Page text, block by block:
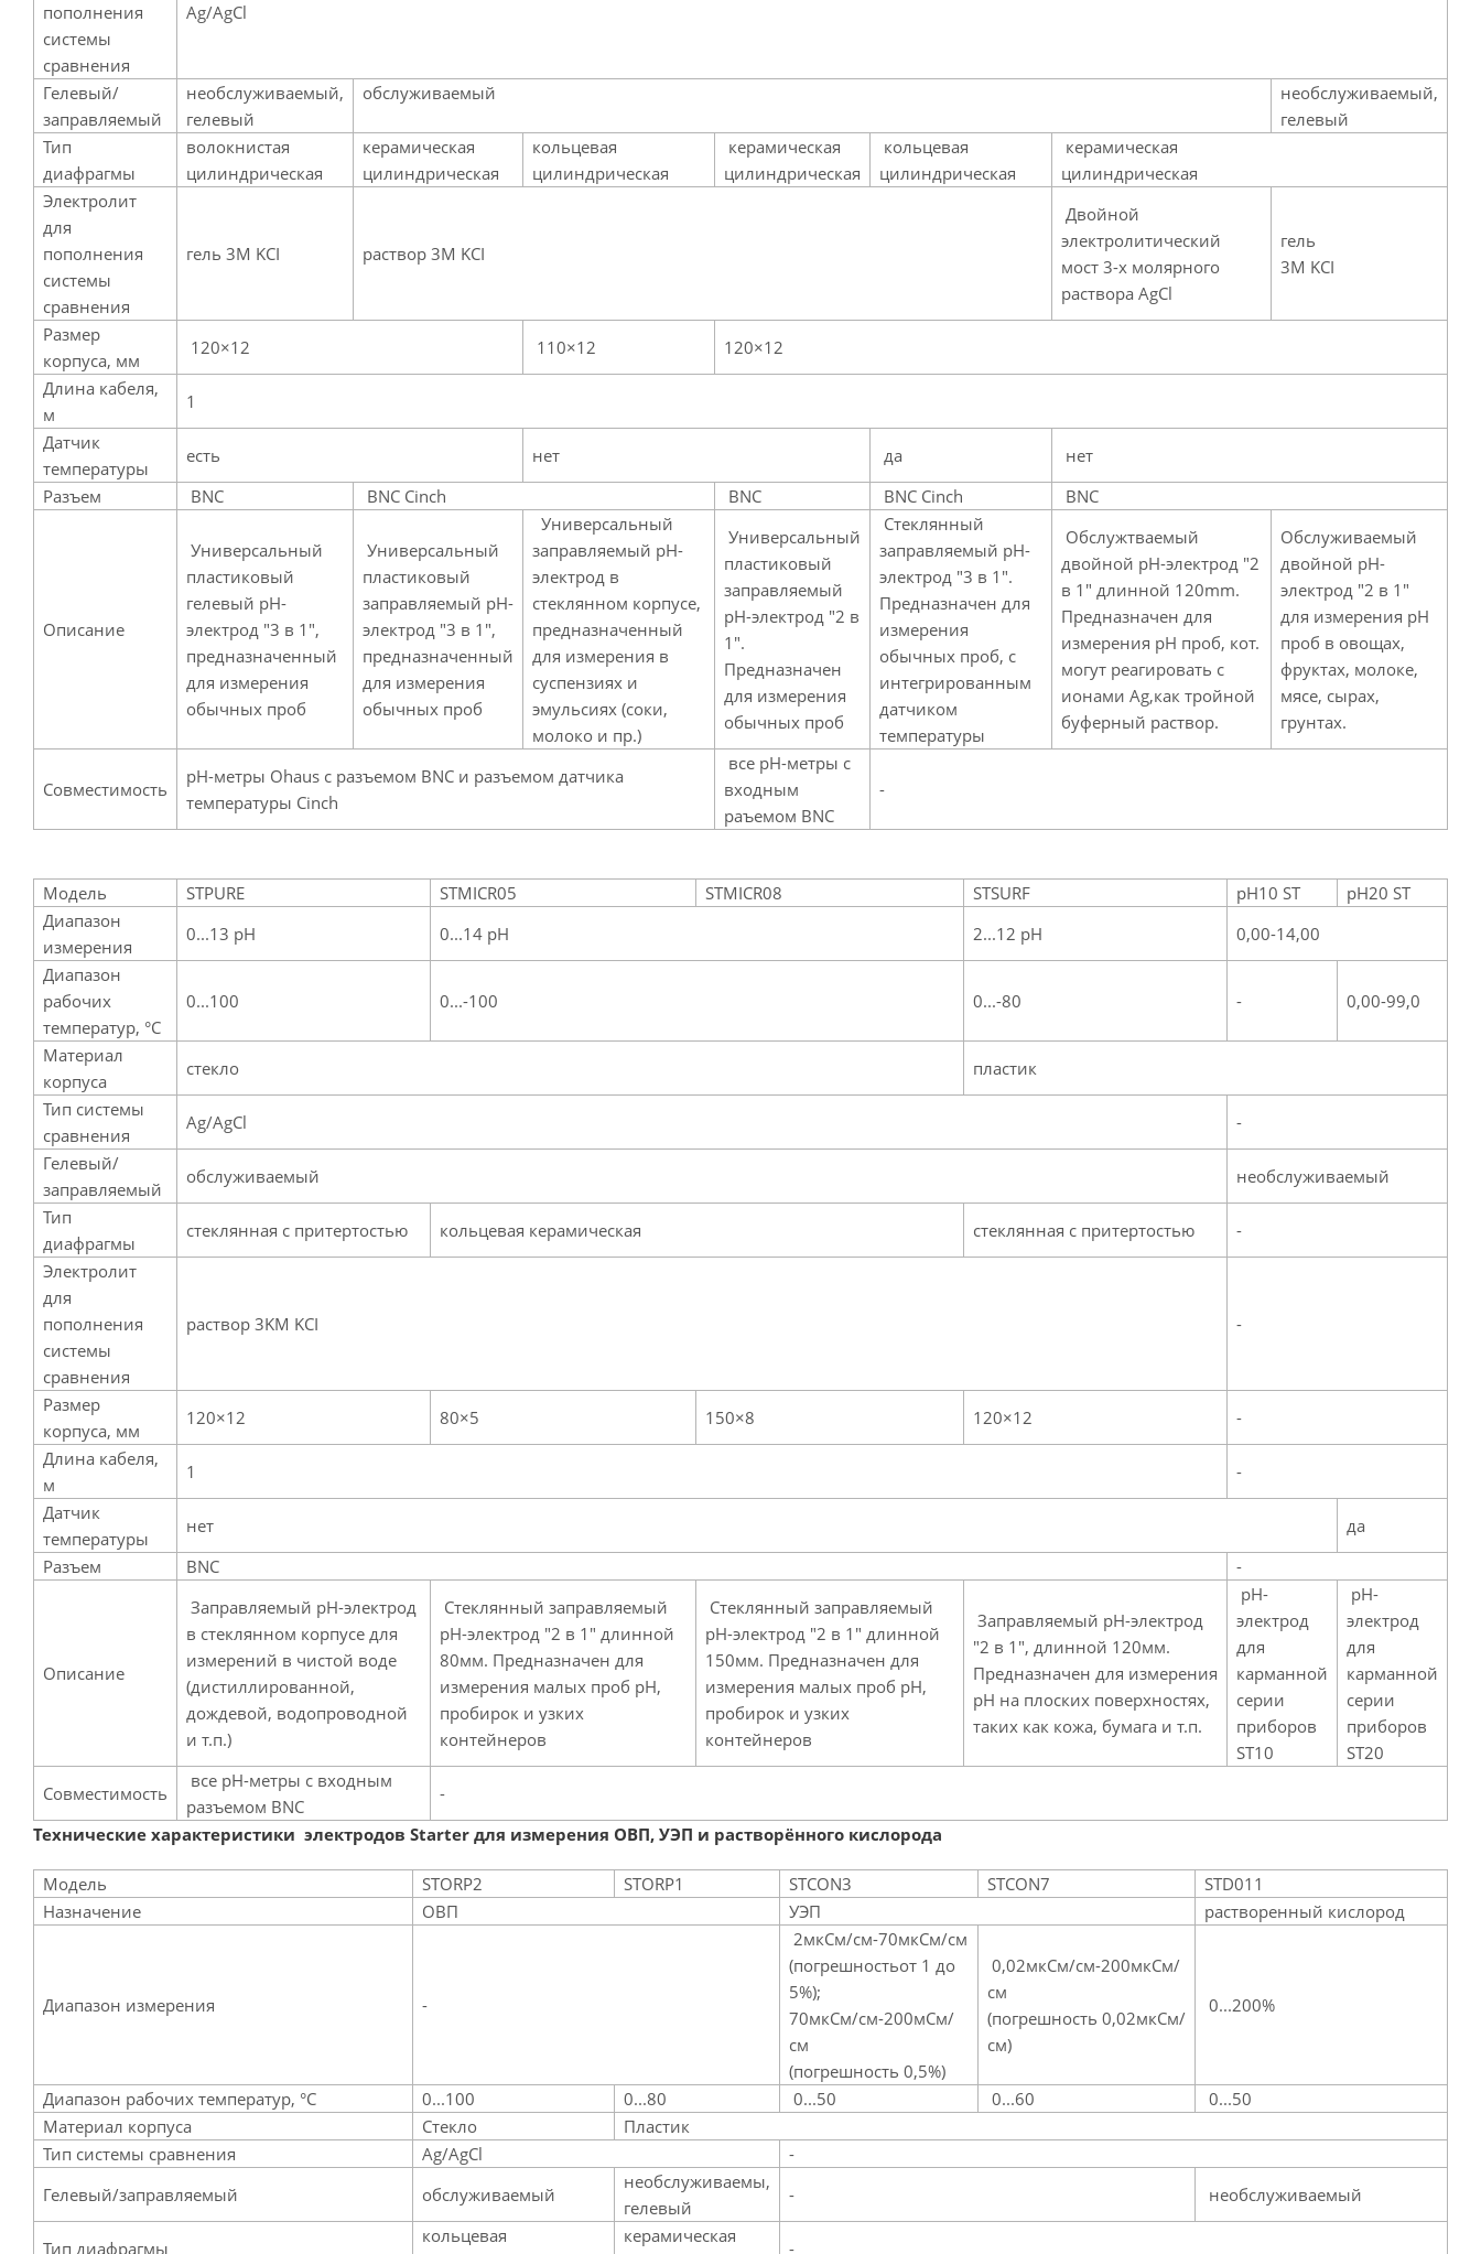
пополнения
системы
сравнения
Ag/AgCl
Гелевый/
заправляемый
необслуживаемый,
гелевый
обслуживаемый
необслуживаемый,
гелевый
Тип
диафрагмы
волокнистая
цилиндрическая
керамическая
цилиндрическая
кольцевая
цилиндрическая
керамическая
цилиндрическая
кольцевая
цилиндрическая
керамическая
цилиндрическая
Электролит
для
пополнения
системы
сравнения
гель 3М KCI раствор 3М KCI
Двойной
электролитический
мост 3-х молярного
раствора AgCl
гель
3M KCI
Размер
корпуса, мм
120×12 110×12
120×12
Длина кабеля,
м
1
Датчик
температуры
есть нет да
нет
Разъем
BNC BNC Cinch BNC BNC Cinch BNC
Описание
Универсальный
пластиковый
гелевый pH-
электрод "3 в 1",
предназначенный
для измерения
обычных проб
Универсальный
пластиковый
заправляемый pH-
электрод "3 в 1",
предназначенный
для измерения
обычных проб
Универсальный
заправляемый pH-
электрод в
стеклянном корпусе,
предназначенный
для измерения в
суспензиях и
эмульсиях (соки,
молоко и пр.)
Универсальный
пластиковый
заправляемый
pH-электрод "2 в
1".
Предназначен
для измерения
обычных проб
Стеклянный
заправляемый pH-
электрод "3 в 1".
Предназначен для
измерения
обычных проб, с
интегрированным
датчиком
температуры
Обслужтваемый
двойной pH-электрод "2
в 1" длинной 120mm.
Предназначен для
измерения pH проб, кот.
могут реагировать с
ионами Ag,как тройной
буферный раствор.
Обслуживаемый
двойной pH-
электрод "2 в 1"
для измерения pH
проб в овощах,
фруктах, молоке,
мясе, сырах,
грунтах.
Совместимость
pH-метры Ohaus c разъемом BNC и разъемом датчика
температуры Cinch
все pH-метры с
входным
раъемом BNC
-
Модель STPURE STMICR05 STMICR08 STSURF pH10 ST
pH20 ST
Диапазон
измерения
0...13 pH 0...14 pH 2...12 pH
0,00-14,00
Диапазон
рабочих
температур, °С
0...100 0...-100 0...-80 - 0,00-99,0
Материал
корпуса
стекло
пластик
Тип системы
сравнения
Ag/AgCl
-
Гелевый/
заправляемый
обслуживаемый
необслуживаемый
Тип
диафрагмы
стеклянная с притертостью кольцевая керамическая стеклянная с притертостью
-
Электролит
для
пополнения
системы
сравнения
раствор 3KM KCI -
Размер
корпуса, мм
120×12 80×5 150×8 120×12
-
Длина кабеля,
м
1
-
Датчик
температуры
нет
да
Разъем
BNC -
Описание
Заправляемый pH-электрод
в стеклянном корпусе для
измерений в чистой воде
(дистиллированной,
дождевой, водопроводной
и т.п.)
Стеклянный заправляемый
pH-электрод "2 в 1" длинной
80мм. Предназначен для
измерения малых проб pH,
пробирок и узких
контейнеров
Стеклянный заправляемый
pH-электрод "2 в 1" длинной
150мм. Предназначен для
измерения малых проб pH,
пробирок и узких
контейнеров
Заправляемый pH-электрод
"2 в 1", длинной 120мм.
Предназначен для измерения
pH на плоских поверхностях,
таких как кожа, бумага и т.п.
pH-
электрод
для
карманной
серии
приборов
ST10
pH-
электрод
для
карманной
серии
приборов
ST20
Совместимость
все pH-метры с входным
разъемом BNC
-
Технические характеристики электродов Starter для измерения ОВП, УЭП и растворённого кислорода
Модель STORP2 STORP1 STCON3 STCON7
STD011
Назначение
ОВП УЭП растворенный кислород
Диапазон измерения -
2мкСм/см-70мкСм/см
(погрешностьот 1 до
5%);
70мкСм/см-200мСм/
см
(погрешность 0,5%)
0,02мкСм/см-200мкСм/
см
(погрешность 0,02мкСм/
см)
0...200%
Диапазон рабочих температур, °С 0...100 0...80 0...50 0...60
0...50
Материал корпуса
Стекло
Пластик
Тип системы сравнения
Ag/AgCl
-
Гелевый/заправляемый
обслуживаемый
необслуживаемы,
гелевый
- необслуживаемый
Тип диафрагмы
кольцевая
керамическая
-